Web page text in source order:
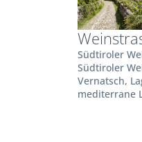
Südtiroler
Südtiroler
Vernatsch,
mediterrane